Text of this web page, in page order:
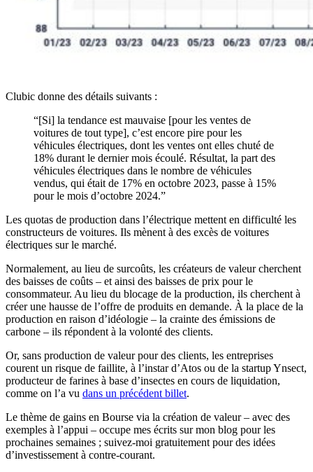
Clubic donne des détails suivants :
“[Si] la tendance est mauvaise [pour les ventes de
voitures de tout type], c’est encore pire pour les
véhicules électriques, dont les ventes ont elles chuté de
18% durant le dernier mois écoulé. Résultat, la part des
véhicules électriques dans le nombre de véhicules
vendus, qui était de 17% en octobre 2023, passe à 15%
pour le mois d’octobre 2024.”
Les quotas de production dans l’électrique mettent en difficulté les
constructeurs de voitures. Ils mènent à des excès de voitures
électriques sur le marché.
Normalement, au lieu de surcoûts, les créateurs de valeur cherchent
des baisses de coûts – et ainsi des baisses de prix pour le
consommateur. Au lieu du blocage de la production, ils cherchent à
créer une hausse de l’offre de produits en demande. À la place de la
production en raison d’idéologie – la crainte des émissions de
carbone – ils répondent à la volonté des clients.
Or, sans production de valeur pour des clients, les entreprises
courent un risque de faillite, à l’instar d’Atos ou de la startup Ynsect,
producteur de farines à base d’insectes en cours de liquidation,
comme on l’a vu dans un précédent billet.
Le thème de gains en Bourse via la création de valeur – avec des
exemples à l’appui – occupe mes écrits sur mon blog pour les
prochaines semaines ; suivez-moi gratuitement pour des idées
d’investissement à contre-courant.